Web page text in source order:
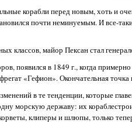
корабли перед новым, хоть и
почти неминуемым. И все-
классов, майор Пексан стал
появился в 1849 г., когда
«Гефион». Окончательная
в те тенденции, которые
морскую державу: их
клиперы и шлюпы, только